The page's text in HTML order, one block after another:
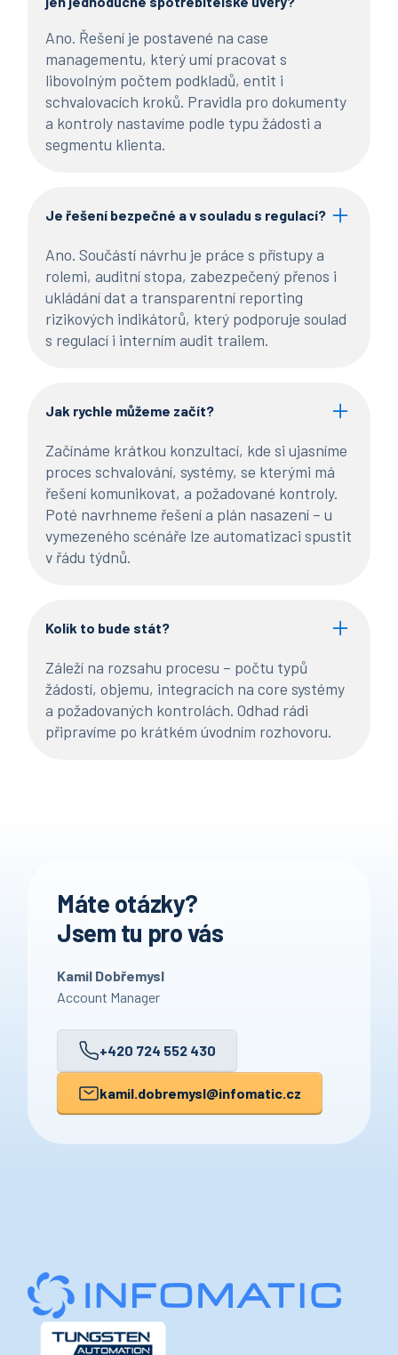
Ano. Řešení je postavené na case
managementu, který umí pracovat s
libovolným počtem podkladů, entit i
schvalovacích kroků. Pravidla pro dokumenty
a kontroly nastavíme podle typu žádosti a
segmentu klienta.
Je řešení bezpečné a v souladu s regulací?
Ano. Součástí návrhu je práce s přístupy a
rolemi, auditní stopa, zabezpečený přenos i
ukládání dat a transparentní reporting
rizikových indikátorů, který podporuje soulad
s regulací i interním audit trailem.
Jak rychle můžeme začít?
Začínáme krátkou konzultací, kde si ujasníme
proces schvalování, systémy, se kterými má
řešení komunikovat, a požadované kontroly.
Poté navrhneme řešení a plán nasazení – u
vymezeného scénáře lze automatizaci spustit
v řádu týdnů.
Kolik to bude stát?
Záleží na rozsahu procesu – počtu typů
žádostí, objemu, integracích na core systémy
a požadovaných kontrolách. Odhad rádi
připravíme po krátkém úvodním rozhovoru.
Máte otázky?
Jsem tu pro vás
Kamil Dobřemysl
Account Manager
+420 724 552 430
kamil.dobremysl@infomatic.cz